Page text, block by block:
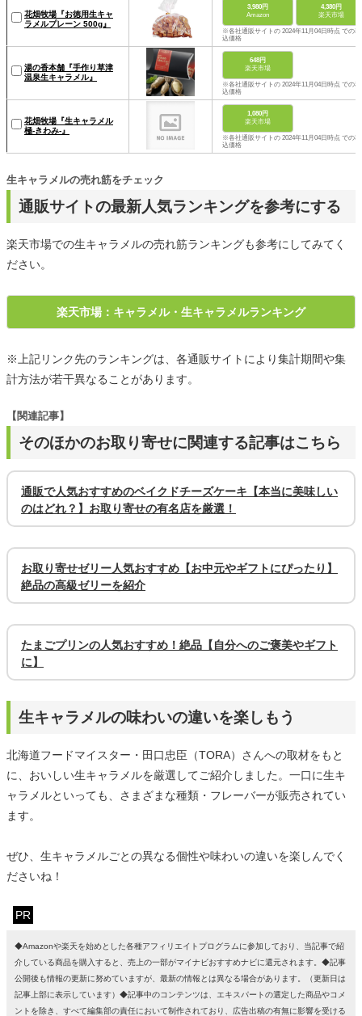
花畑牧場『お徳用生キャ
ラメルプレーン 500g』
3,980円
Amazon
4,380円
楽天市場
※各社通販サイトの 2024年11月04日時点 での税
込価格
湯の香本舗『手作り草津
温泉生キャラメル』
648円
楽天市場
※各社通販サイトの 2024年11月04日時点 での税
込価格
花畑牧場『生キャラメル
極-きわみ-』
1,080円
楽天市場
※各社通販サイトの 2024年11月04日時点 での税
込価格
通販サイトの最新人気ランキングを参考にする
生キャラメルの売れ筋をチェック
楽天市場での生キャラメルの売れ筋ランキングも参考にしてみてく
ださい。
楽天市場：キャラメル・生キャラメルランキング
※上記リンク先のランキングは、各通販サイトにより集計期間や集
計方法が若干異なることがあります。
そのほかのお取り寄せに関連する記事はこちら
【関連記事】
通販で人気おすすめのベイクドチーズケーキ【本当に美味しい
のはどれ？】お取り寄せの有名店を厳選！
お取り寄せゼリー人気おすすめ【お中元やギフトにぴったり】
絶品の高級ゼリーを紹介
たまごプリンの人気おすすめ！絶品【自分へのご褒美やギフト
に】
生キャラメルの味わいの違いを楽しもう
北海道フードマイスター・田口忠臣（TORA）さんへの取材をもと
に、おいしい生キャラメルを厳選してご紹介しました。一口に生キ
ャラメルといっても、さまざまな種類・フレーバーが販売されてい
ます。
ぜひ、生キャラメルごとの異なる個性や味わいの違いを楽しんでく
ださいね！
PR
◆Amazonや楽天を始めとした各種アフィリエイトプログラムに参加しており、当記事で紹
介している商品を購入すると、売上の一部がマイナビおすすめナビに還元されます。◆記事
公開後も情報の更新に努めていますが、最新の情報とは異なる場合があります。（更新日は
記事上部に表示しています）◆記事中のコンテンツは、エキスパートの選定した商品やコメ
ントを除き、すべて編集部の責任において制作されており、広告出稿の有無に影響を受ける